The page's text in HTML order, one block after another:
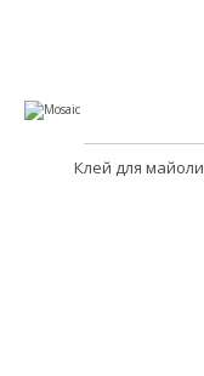
Клей для